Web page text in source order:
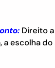
Direito a
escolha